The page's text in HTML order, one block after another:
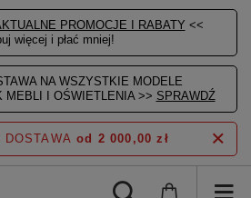
PROMOCJE I RABATY <<
więcej i płać mniej!
NA WSZYSTKIE MODELE
MEBLI I OŚWIETLENIA >> SPRAWDŹ
DOSTAWA od 2 000,00 zł